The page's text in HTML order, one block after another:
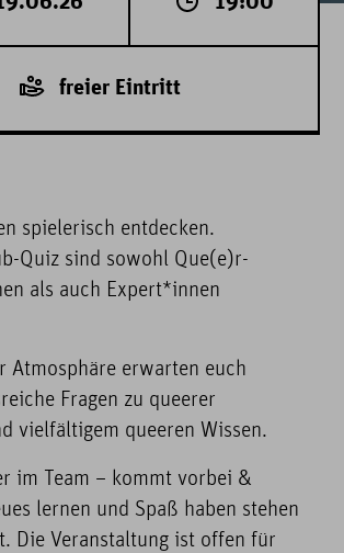
freier Eintritt
spielerisch entdecken.
Quiz sind sowohl Que(e)r-
als auch Expert*innen
Atmosphäre erwarten euch
Fragen zu queerer
vielfältigem queeren Wissen.
im Team – kommt vorbei &
lernen und Spaß haben stehen
Die Veranstaltung ist offen für